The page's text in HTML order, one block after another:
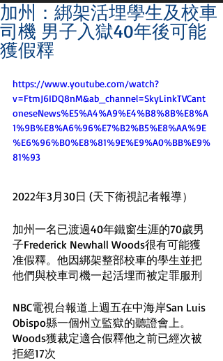
加州：綁架活埋學生及校車
司機 男子入獄40年後可能
獲假釋
https://www.youtube.com/watch?
v=FtmJ6IDQ8nM&ab_channel=SkyLinkTVCant
oneseNews%E5%A4%A9%E4%B8%8B%E8%A
1%9B%E8%A6%96%E7%B2%B5%E8%AA%9E
%E6%96%B0%E8%81%9E%E9%A0%BB%E9%
81%93
2022年3月30日 (天下衛視記者報導）
加州一名已渡過40年鐵窗生涯的70歲男
子Frederick Newhall Woods很有可能獲
准假釋。他因綁架整部校車的學生並把
他們與校車司機一起活埋而被定罪服刑
NBC電視台報道上週五在中海岸San Luis
Obispo縣一個州立監獄的聽證會上。
Woods獲裁定適合假釋他之前已經次被
拒絕17次